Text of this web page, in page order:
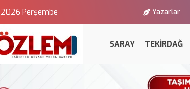
Perşembe Yazarlar
SARAY TEKİRDAĞ